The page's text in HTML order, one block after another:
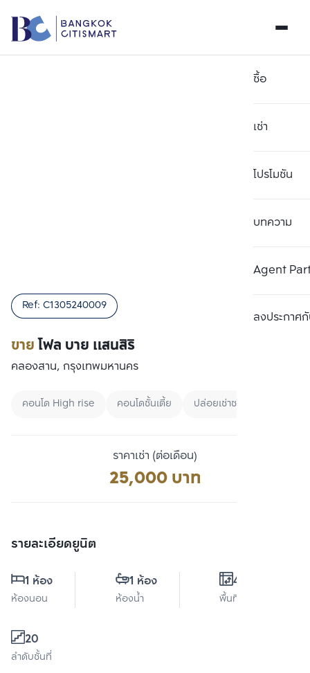
ซื้อ
เช่า
โปรโมชัน
บทความ
Agent
ลงประกาศกั
ขายโฟล บาย แสนสิริ
Ref: C1305240009
คลองสาน, กรุงเทพมหานคร
คอนโด High rise คอนโดชั้นเตี้ย ปล่อยเช่าชาวต่างชาติ
ราคาเช่า (ต่อเดือน)
25,000 บาท
รายละเอียดยูนิต
1 ห้อง
ห้องนอน
1 ห้อง
ห้องน้ำ
43 ตร.ม.
พื้นที่ใช้สอย
20
ลำดับชั้นที่
เปรียบเทียบ